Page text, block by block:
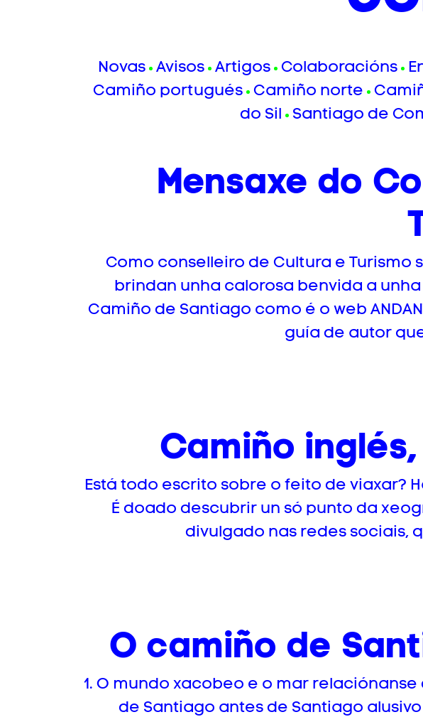
Novas Avisos Artigos Colaboracións
Camiño portugués Camiño norte
do Sil
Santiago de
Mensaxe do
Como conselleiro de Cultura e
brindan unha calorosa benvida a
Camiño de Santiago como é o web
guía de autor
Camiño
Está todo escrito sobre o feito de viaxar?
É doado descubrir un só punto da
divulgado nas redes sociais,
O camiño de
1. O mundo xacobeo e o mar
de Santiago antes de Santiago